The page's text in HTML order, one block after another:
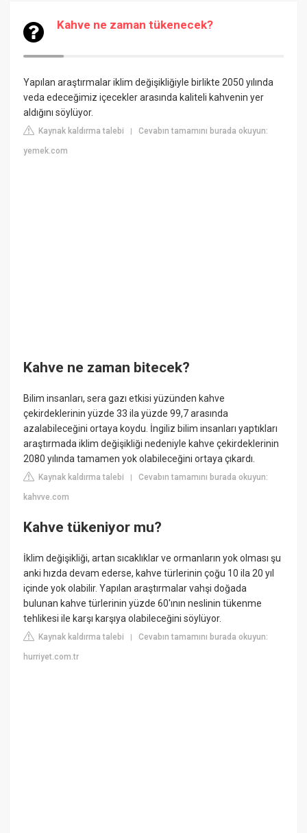
Kahve ne zaman tükenecek?
Yapılan araştırmalar iklim değişikliğiyle birlikte 2050 yılında
veda edeceğimiz içecekler arasında kaliteli kahvenin yer
aldığını söylüyor.
Kaynak kaldırma talebi |Cevabın tamamını burada okuyun:
yemek.com
Kahve ne zaman bitecek?
Bilim insanları, sera gazı etkisi yüzünden kahve
çekirdeklerinin yüzde 33 ila yüzde 99,7 arasında
azalabileceğini ortaya koydu. İngiliz bilim insanları yaptıkları
araştırmada iklim değişikliği nedeniyle kahve çekirdeklerinin
2080 yılında tamamen yok olabileceğini ortaya çıkardı.
Kaynak kaldırma talebi |Cevabın tamamını burada okuyun:
kahvve.com
Kahve tükeniyor mu?
İklim değişikliği, artan sıcaklıklar ve ormanların yok olması şu
anki hızda devam ederse, kahve türlerinin çoğu 10 ila 20 yıl
içinde yok olabilir. Yapılan araştırmalar vahşi doğada
bulunan kahve türlerinin yüzde 60'ının neslinin tükenme
tehlikesi ile karşı karşıya olabileceğini söylüyor.
Kaynak kaldırma talebi |Cevabın tamamını burada okuyun:
hurriyet.com.tr